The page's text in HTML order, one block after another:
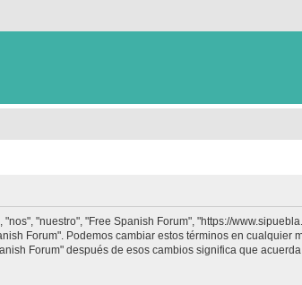
"nuestro", "Free Spanish Forum", "https://
Forum". Podemos cambiar estos términos en
Forum" después de esos cambios significa que